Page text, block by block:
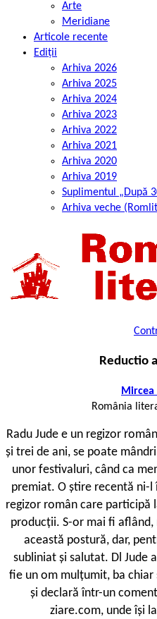
Arte
Meridiane
Articole recente
Ediții
Arhiva 2026
Arhiva 2025
Arhiva 2024
Arhiva 2023
Arhiva 2022
Arhiva 2021
Arhiva 2020
Arhiva 2019
Suplimentul „După
Arhiva veche
Reductio
Mircea
România
Radu Jude e un regizor
și trei de ani, se poate
unor festivaluri, când ca
premiat. O știre recentă ni-l
regizor român care participă
producții. S-or mai fi
această postură, dar,
subliniat și salutat. Dl Jude
fie un om mulțumit, ba
și declară într-un
ziare.com, unde își